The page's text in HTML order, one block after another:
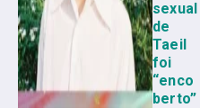
sexual
de
Taeil
foi
“enco
berto”